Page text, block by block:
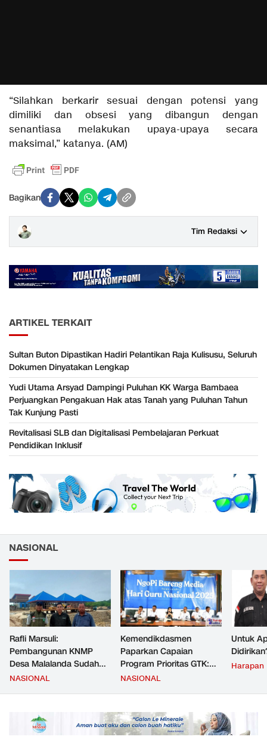
“Silahkan berkarir sesuai dengan potensi yang
dimiliki dan obsesi yang dibangun dengan
senantiasa melakukan upaya-upaya secara
maksimal,” katanya. (AM)
Bagikan
Tim Redaksi
ARTIKEL TERKAIT
Sultan Buton Dipastikan Hadiri Pelantikan Raja Kulisusu, Seluruh
Dokumen Dinyatakan Lengkap
Yudi Utama Arsyad Dampingi Puluhan KK Warga Bambaea
Perjuangkan Pengakuan Hak atas Tanah yang Puluhan Tahun
Tak Kunjung Pasti
Revitalisasi SLB dan Digitalisasi Pembelajaran Perkuat
Pendidikan Inklusif
NASIONAL
Rafli Marsuli:
Pembangunan KNMP
Desa Malalanda Sudah
Mencapai 69 Persen dan
JMD dan JMF
NASIONAL
Kemendikdasmen
Paparkan Capaian
Program Prioritas GTK:
Kompetensi Meningkat,
NASIONAL
Untuk
Harapan